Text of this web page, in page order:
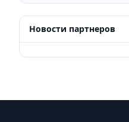
Новости партнеров